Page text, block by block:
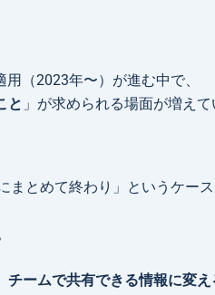
（2023年〜）が進む中で、
と 」が求められる場面が増えて
まとめて終わり」というケー
チームで共有できる情報に変え